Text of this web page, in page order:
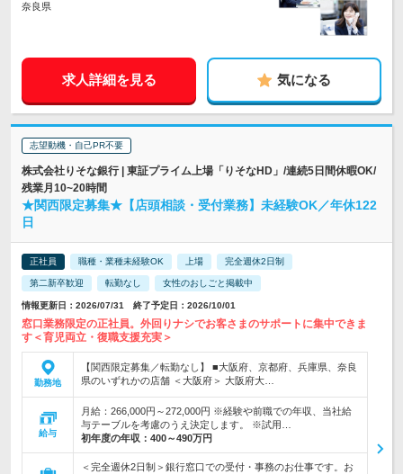
奈良県
求人詳細を見る 気になる
志望動機・自己PR不要
株式会社りそな銀行 | 東証プライム上場「りそなHD」/連続5日間休暇OK/
残業月10~20時間
★関西限定募集★【店頭相談・受付業務】未経験OK／年休122
日
正社員 職種・業種未経験OK 上場 完全週休2日制
第二新卒歓迎 転勤なし 女性のおしごと掲載中
情報更新日：2026/07/31 終了予定日：2026/10/01
窓口業務限定の正社員。外回りナシでお客さまのサポートに集中できま
す＜育児両立・復職支援充実＞
勤務地
【関西限定募集／転勤なし】 ■大阪府、京都府、兵庫県、奈良
県のいずれかの店舗 ＜大阪府＞ 大阪府大…
給与
月給：266,000円～272,000円 ※経験や前職での年収、当社給
与テーブルを考慮のうえ決定します。 ※試用…
初年度の年収： 400～490万円
＜完全週休2日制＞銀行窓口での受付・事務のお仕事です。お